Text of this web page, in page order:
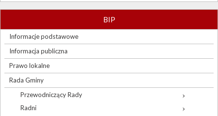
BIP
Informacje podstawowe
Informacja publiczna
Prawo lokalne
Rada Gminy
Przewodniczący Rady
Radni